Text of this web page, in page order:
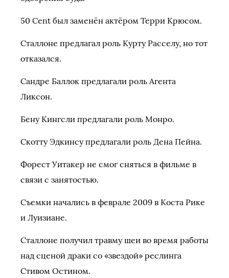
50 Cent был заменён актёром Терри Крюсом.
Сталлоне предлагал роль Курту Расселу, но тот
отказался.
Сандре Баллок предлагали роль Агента
Ликсон.
Бену Кингсли предлагали роль Монро.
Скотту Эдкинсу предлагали роль Дена Пейна.
Форест Уитакер не смог сняться в фильме в
связи с занятостью.
Съемки начались в феврале 2009 в Коста Рике
и Луизиане.
Сталлоне получил травму шеи во время работы
над сценой драки со «звездой» реслинга
Стивом Остином.